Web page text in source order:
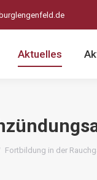
Aktuelles
hier:
Fortbildung in der